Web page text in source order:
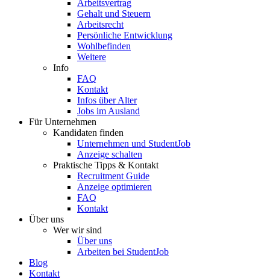
Arbeitsvertrag
Gehalt und Steuern
Arbeitsrecht
Persönliche Entwicklung
Wohlbefinden
Weitere
Info
FAQ
Kontakt
Infos über Alter
Jobs im Ausland
Für Unternehmen
Kandidaten finden
Unternehmen und StudentJob
Anzeige schalten
Praktische Tipps & Kontakt
Recruitment Guide
Anzeige optimieren
FAQ
Kontakt
Über uns
Wer wir sind
Über uns
Arbeiten bei StudentJob
Blog
Kontakt